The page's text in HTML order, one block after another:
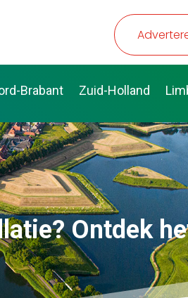
Brabant Zuid-Holland
Ontdek